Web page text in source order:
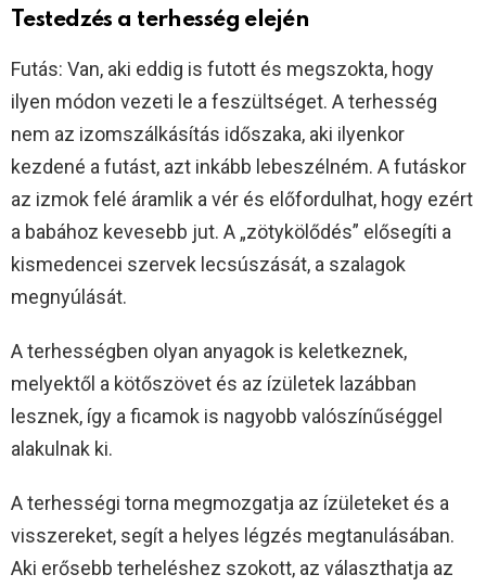
Testedzés a terhesség elején
Futás: Van, aki eddig is futott és megszokta, hogy
ilyen módon vezeti le a feszültséget. A terhesség
nem az izomszálkásítás időszaka, aki ilyenkor
kezdené a futást, azt inkább lebeszélném. A futáskor
az izmok felé áramlik a vér és előfordulhat, hogy ezért
a babához kevesebb jut. A „zötykölődés” elősegíti a
kismedencei szervek lecsúszását, a szalagok
megnyúlását.
A terhességben olyan anyagok is keletkeznek,
melyektől a kötőszövet és az ízületek lazábban
lesznek, így a ficamok is nagyobb valószínűséggel
alakulnak ki.
A terhességi torna megmozgatja az ízületeket és a
visszereket, segít a helyes légzés megtanulásában.
Aki erősebb terheléshez szokott, az választhatja az